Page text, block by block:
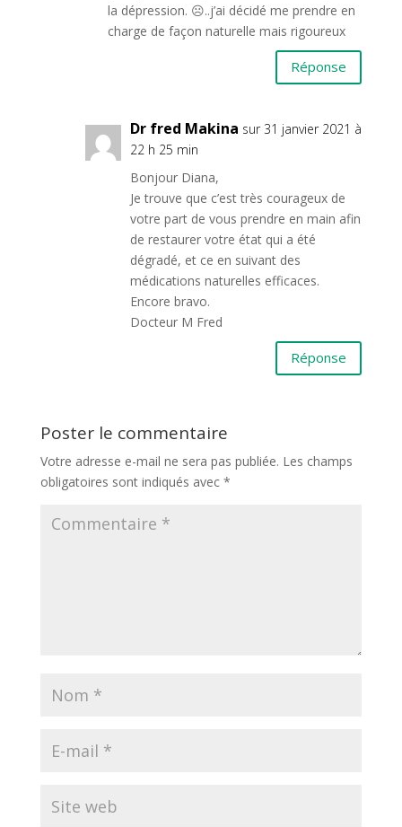
la dépression. ☹..j’ai décidé me prendre en
charge de façon naturelle mais rigoureux
Réponse
Dr fred Makina sur 31 janvier 2021 à
22 h 25 min
Bonjour Diana,
Je trouve que c’est très courageux de
votre part de vous prendre en main afin
de restaurer votre état qui a été
dégradé, et ce en suivant des
médications naturelles efficaces.
Encore bravo.
Docteur M Fred
Réponse
Poster le commentaire
Votre adresse e-mail ne sera pas publiée. Les champs
obligatoires sont indiqués avec *